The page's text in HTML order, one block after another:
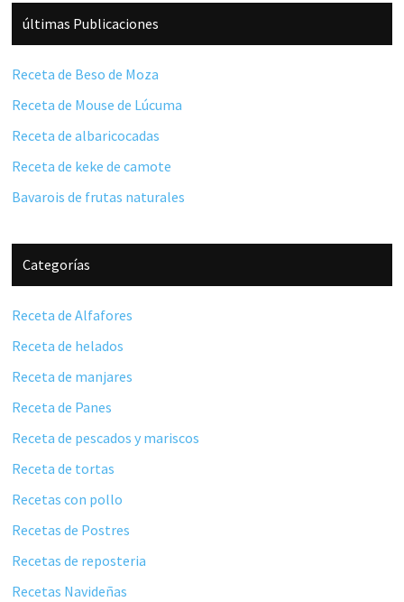
Barra
lateral
principal
últimas Publicaciones
Receta de Beso de Moza
Receta de Mouse de Lúcuma
Receta de albaricocadas
Receta de keke de camote
Bavarois de frutas naturales
Categorías
Receta de Alfafores
Receta de helados
Receta de manjares
Receta de Panes
Receta de pescados y mariscos
Receta de tortas
Recetas con pollo
Recetas de Postres
Recetas de reposteria
Recetas Navideñas